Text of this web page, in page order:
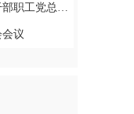
年度总结表彰大会
议